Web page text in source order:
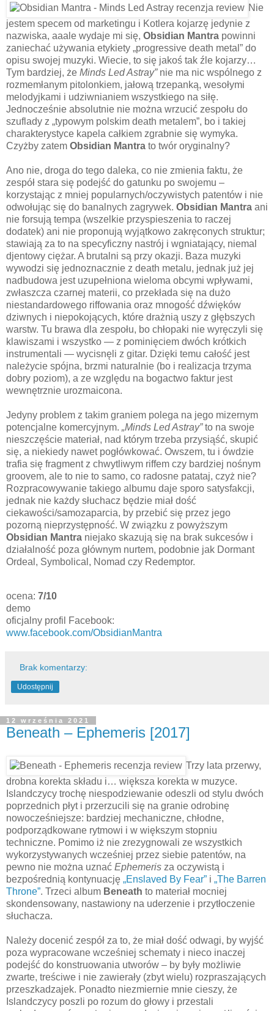
Nie
jestem specem od marketingu i Kotlera kojarzę jedynie z
nazwiska, aaale wydaje mi się, Obsidian Mantra powinni
zaniechać używania etykiety „progressive death metal” do
opisu swojej muzyki. Wiecie, to się jakoś tak źle kojarzy…
Tym bardziej, że Minds Led Astray”nie ma nic wspólnego z
rozmemłanym pitolonkiem, jałową trzepanką, wesołymi
melodyjkami i udziwnianiem wszystkiego na siłę.
Jednocześnie absolutnie nie można wrzucić zespołu do
szuflady z „typowym polskim death metalem”, bo i takiej
charakterystyce kapela całkiem zgrabnie się wymyka.
Czyżby zatem Obsidian Mantra to twór oryginalny?
Ano nie, droga do tego daleka, co nie zmienia faktu, że
zespół stara się podejść do gatunku po swojemu –
korzystając z mniej popularnych/oczywistych patentów i nie
odwołując się do banalnych zagrywek. Obsidian Mantra ani
nie forsują tempa (wszelkie przyspieszenia to raczej
dodatek) ani nie proponują wyjątkowo zakręconych struktur;
stawiają za to na specyficzny nastrój i wgniatający, niemal
djentowy ciężar. A brutalni są przy okazji. Baza muzyki
wywodzi się jednoznacznie z death metalu, jednak już jej
nadbudowa jest uzupełniona wieloma obcymi wpływami,
zwłaszcza czarnej materii, co przekłada się na dużo
niestandardowego riffowania oraz mnogość dźwięków
dziwnych i niepokojących, które drażnią uszy z głębszych
warstw. Tu brawa dla zespołu, bo chłopaki nie wyręczyli się
klawiszami i wszystko — z pominięciem dwóch krótkich
instrumentali — wycisnęli z gitar. Dzięki temu całość jest
należycie spójna, brzmi naturalnie (bo i realizacja trzyma
dobry poziom), a ze względu na bogactwo faktur jest
wewnętrznie urozmaicona.
Jedyny problem z takim graniem polega na jego mizernym
potencjalne komercyjnym. „Minds Led Astray”to na swoje
nieszczęście materiał, nad którym trzeba przysiąść, skupić
się, a niekiedy nawet pogłówkować. Owszem, tu i ówdzie
trafia się fragment z chwytliwym riffem czy bardziej nośnym
groovem, ale to nie to samo, co radosne patataj, czyż nie?
Rozpracowywanie takiego albumu daje sporo satysfakcji,
jednak nie każdy słuchacz będzie miał dość
ciekawości/samozaparcia, by przebić się przez jego
pozorną nieprzystępność. W związku z powyższym
Obsidian Mantra niejako skazują się na brak sukcesów i
działalność poza głównym nurtem, podobnie jak Dormant
Ordeal, Symbolical, Nomad czy Redemptor.
ocena: 7/10
demo
oficjalny profil Facebook:
www.facebook.com/ObsidianMantra
Brak komentarzy:
Udostępnij
12 września 2021
Beneath – Ephemeris [2017]
Trzy lata przerwy,
drobna korekta składu i… większa korekta w muzyce.
Islandczycy trochę niespodziewanie odeszli od stylu dwóch
poprzednich płyt i przerzucili się na granie odrobinę
nowocześniejsze: bardziej mechaniczne, chłodne,
podporządkowane rytmowi i w większym stopniu
techniczne. Pomimo iż nie zrezygnowali ze wszystkich
wykorzystywanych wcześniej przez siebie patentów, na
pewno nie można uznać Ephemeris za oczywistą i
bezpośrednią kontynuację „Enslaved By Fear” i „The Barren
Throne”. Trzeci album Beneath to materiał mocniej
skondensowany, nastawiony na uderzenie i przytłoczenie
słuchacza.
Należy docenić zespół za to, że miał dość odwagi, by wyjść
poza wypracowane wcześniej schematy i nieco inaczej
podejść do konstruowania utworów – by były możliwie
zwarte, treściwe i nie zawierały (zbyt wielu) rozpraszających
przeszkadzajek. Ponadto niezmiernie mnie cieszy, że
Islandczycy poszli po rozum do głowy i przestali